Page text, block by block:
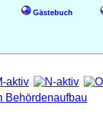
Gästebuch